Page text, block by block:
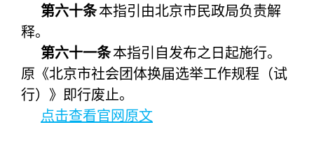
第六十条本指引由北京市民政局负责解
释。
第六十一条本指引自发布之日起施行。
原《北京市社会团体换届选举工作规程（试
行）》即行废止。
点击查看官网原文